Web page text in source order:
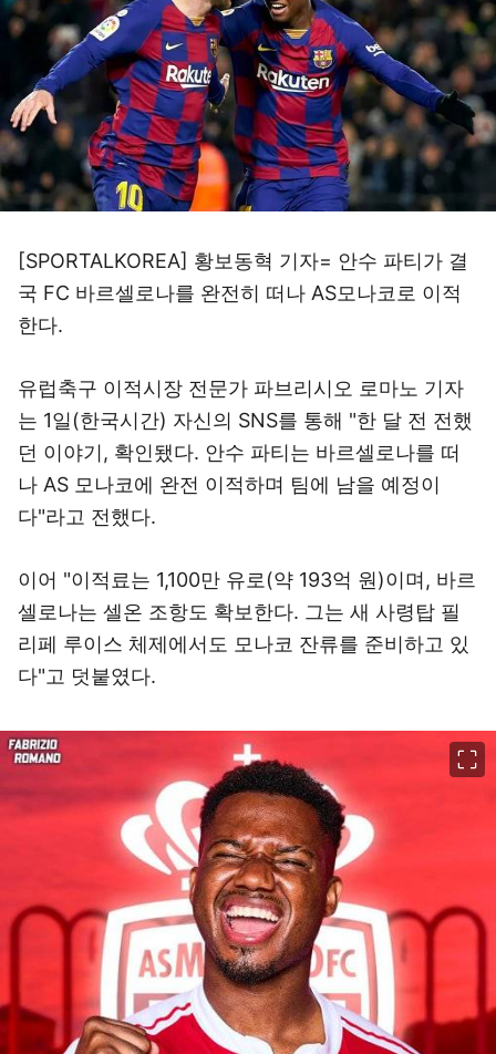
[SPORTALKOREA] 황보동혁 기자= 안수 파티가 결
국 FC 바르셀로나를 완전히 떠나 AS모나코로 이적
한다.
유럽축구 이적시장 전문가 파브리시오 로마노 기자
는 1일(한국시간) 자신의 SNS를 통해 "한 달 전 전했
던 이야기, 확인됐다. 안수 파티는 바르셀로나를 떠
나 AS 모나코에 완전 이적하며 팀에 남을 예정이
다"라고 전했다.
이어 "이적료는 1,100만 유로(약 193억 원)이며, 바르
셀로나는 셀온 조항도 확보한다. 그는 새 사령탑 필
리페 루이스 체제에서도 모나코 잔류를 준비하고 있
다"고 덧붙였다.